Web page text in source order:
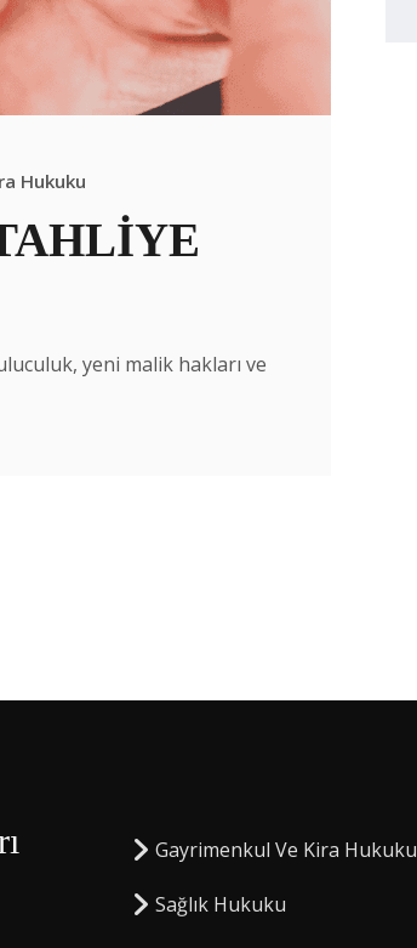
Hukuku
yeni malik hakları ve
Gayrimenkul Ve Kira Hukuku
Sağlık Hukuku